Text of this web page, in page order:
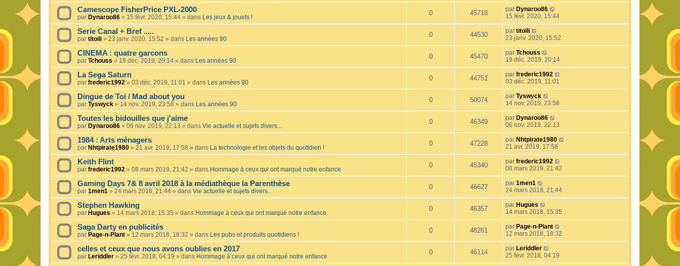
Camescope FisherPrice PXL-2000
par Dynaroo86 » 15 févr. 2020, 15:44 » dans Les jeux & jouets !
0 45718 par Dynaroo86
15 févr. 2020, 15:44
Serie Canal + Bref .....
par titoili » 23 janv. 2020, 15:52 » dans Les années 90
0 44530 par titoili
23 janv. 2020, 15:52
CINEMA : quatre garcons
par Tchouss » 19 déc. 2019, 20:14 » dans Les années 90
0 45470 par Tchouss
19 déc. 2019, 20:14
La Sega Saturn
par frederic1992 » 03 déc. 2019, 11:01 » dans Les années 90
0 44751 par frederic1992
03 déc. 2019, 11:01
Dingue de Toi / Mad about you
par Tyswyck » 14 nov. 2019, 23:58 » dans Les années 90
0 50074 par Tyswyck
14 nov. 2019, 23:58
Toutes les bidouilles que j'aime
par Dynaroo86 » 06 nov. 2019, 22:13 » dans Vie actuelle et sujets divers...
0 46349 par Dynaroo86
06 nov. 2019, 22:13
1984 : Arts ménagers
par Nhtpirate1980 » 21 avr. 2019, 17:58 » dans La technologie et les objets du quotidien !
0 47228 par Nhtpirate1980
21 avr. 2019, 17:58
Keith Flint
par frederic1992 » 08 mars 2019, 21:42 » dans Hommage à ceux qui ont marqué notre enfance
0 45340 par frederic1992
08 mars 2019, 21:42
Gaming Days 7& 8 avril 2018 à la médiathèque la Parenthèse
par 1men1 » 24 mars 2018, 21:44 » dans Vie actuelle et sujets divers...
0 46627 par 1men1
24 mars 2018, 21:44
Stephen Hawking
par Hugues » 14 mars 2018, 15:35 » dans Hommage à ceux qui ont marqué notre enfance
0 46357 par Hugues
14 mars 2018, 15:35
Saga Darty en publicités
par Page-n-Plant » 12 mars 2018, 18:32 » dans Les pubs et produits quotidiens !
0 48261 par Page-n-Plant
12 mars 2018, 18:32
celles et ceux que nous avons oublies en 2017
par Leriddler » 25 févr. 2018, 04:19 » dans Hommage à ceux qui ont marqué notre enfance
0 46114 par Leriddler
25 févr. 2018, 04:19